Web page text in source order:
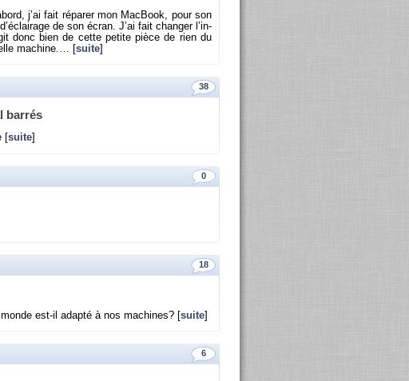
j’ai fait ré­pa­rer mon Mac­Book, pour son
de son écran. J’ai fait chan­ger l’in­
donc bien de cette pe­tite pièce de rien du
ma­chine.… [suite]
38
bar­rés
suite
0
18
est-il adapté à nos ma­chines? [suite]
6